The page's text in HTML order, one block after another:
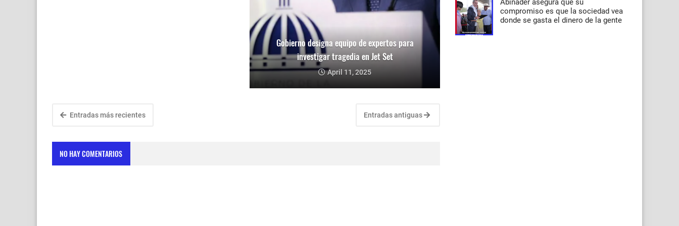
Gobierno designa equipo de expertos para
investigar tragedia en Jet Set
April 11, 2025
Entradas más recientes Entradas antiguas
NO HAY COMENTARIOS
Abinader asegura que su
compromiso es que la sociedad vea
donde se gasta el dinero de la gente